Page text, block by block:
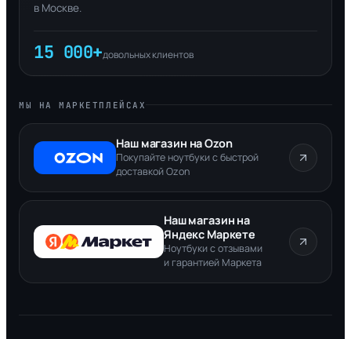
в Москве.
15 000+довольных клиентов
МЫ НА МАРКЕТПЛЕЙСАХ
Наш магазин на Ozon
Покупайте ноутбуки с быстрой
доставкой Ozon
Наш магазин на
Яндекс Маркете
Ноутбуки с отзывами
и гарантией Маркета